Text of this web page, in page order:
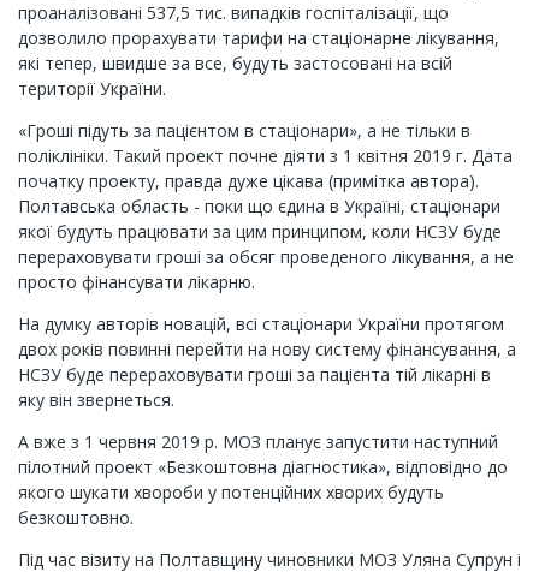
проаналізовані 537,5 тис. випадків госпіталізації, що
дозволило прорахувати тарифи на стаціонарне лікування,
які тепер, швидше за все, будуть застосовані на всій
території України.
«Гроші підуть за пацієнтом в стаціонари», а не тільки в
поліклініки. Такий проект почне діяти з 1 квітня 2019 г. Дата
початку проекту, правда дуже цікава (примітка автора).
Полтавська область - поки що єдина в Україні, стаціонари
якої будуть працювати за цим принципом, коли НСЗУ буде
перераховувати гроші за обсяг проведеного лікування, а не
просто фінансувати лікарню.
На думку авторів новацій, всі стаціонари України протягом
двох років повинні перейти на нову систему фінансування, а
НСЗУ буде перераховувати гроші за пацієнта тій лікарні в
яку він звернеться.
А вже з 1 червня 2019 р. МОЗ планує запустити наступний
пілотний проект «Безкоштовна діагностика», відповідно до
якого шукати хвороби у потенційних хворих будуть
безкоштовно.
Під час візиту на Полтавщину чиновники МОЗ Уляна Супрун і